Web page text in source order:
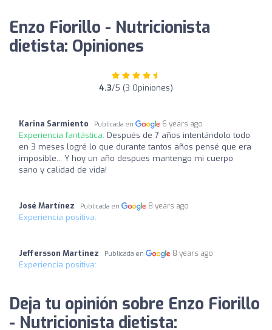
Enzo Fiorillo - Nutricionista
dietista: Opiniones
4.3/5 (3 Opiniones)
Karina Sarmiento Publicada en 6 years ago
Experiencia fantástica: Después de 7 años intentándolo todo
en 3 meses logré lo que durante tantos años pensé que era
imposible... Y hoy un año despues mantengo mi cuerpo
sano y calidad de vida!
José Martínez Publicada en 8 years ago
Experiencia positiva:
Jeffersson Martinez Publicada en 8 years ago
Experiencia positiva:
Deja tu opinión sobre Enzo Fiorillo
- Nutricionista dietista: